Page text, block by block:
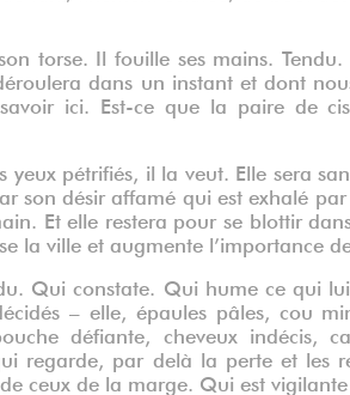
torse. Il fouille ses mains.
dans un instant et dont
ici. Est-ce que la paire de
yeux pétrifiés, il la veut. Elle sera
son désir affamé qui est exhalé par
Et elle restera pour se blottir
la ville et augmente l’importance
Qui constate. Qui hume ce qui
– elle, épaules pâles, cou
défiante, cheveux indécis,
regarde, par delà la perte et les
ceux de la marge. Qui est vigilante